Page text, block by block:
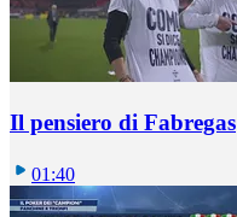
Il pensiero di Fabregas
01:40